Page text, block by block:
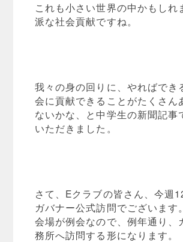
これも小さい世界の中かもしれ
派な社会貢献ですね。
我々の身の回りに、やればでき
会に貢献できることがたくさん
ないかな、と中学生の新聞記事
いただきました。
さて、Eクラブの皆さん、今週
ガバナー公式訪問でございます
会場が例会なので、例年通り、
務所へ訪問する形になります。